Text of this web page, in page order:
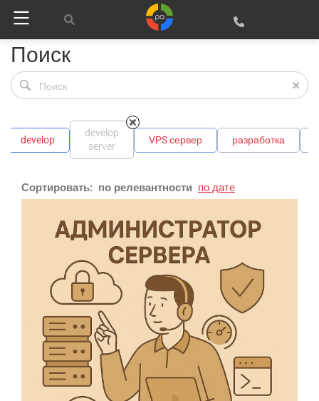
Поиск
develop
develop
server
VPS сервер разработка
Сортировать: по релевантности по дате
Вконтакте
SMM